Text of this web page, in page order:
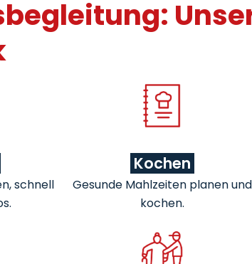
schnell
Kochen
Gesunde Mahlzeiten planen und
kochen.